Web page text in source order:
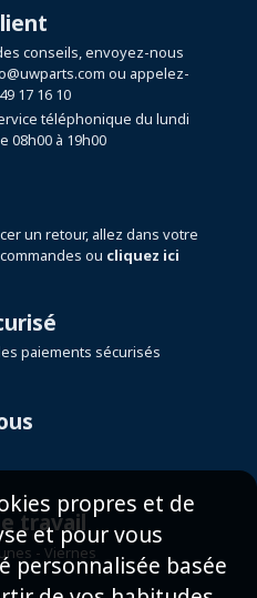
conseils, envoyez-nous
ou appelez-
17 16 10
téléphonique du lundi
08h00 à 19h00
un retour, allez dans votre
ou cliquez ici
paiements sécurisés
travail
- Viernes
propres et de
et pour vous
personnalisée basée